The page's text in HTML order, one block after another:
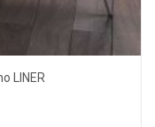
LINER